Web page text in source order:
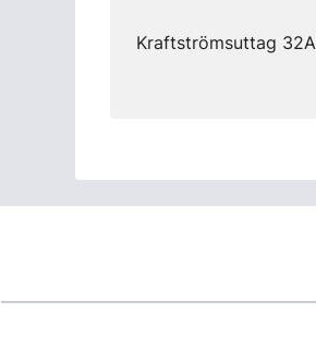
Kraftströmsuttag